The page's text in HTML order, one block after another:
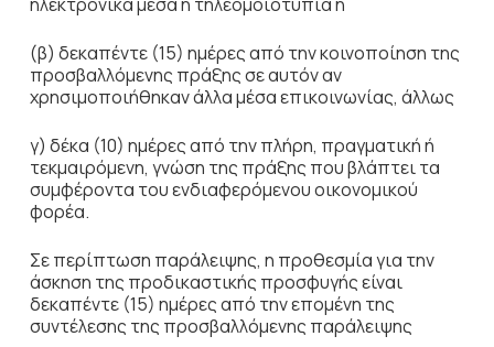
(β) δεκαπέντε (15) ημέρες από την κοινοποίηση της
προσβαλλόμενης πράξης σε αυτόν αν
χρησιμοποιήθηκαν άλλα μέσα επικοινωνίας, άλλως
γ) δέκα (10) ημέρες από την πλήρη, πραγματική ή
τεκμαιρόμενη, γνώση της πράξης που βλάπτει τα
συμφέροντα του ενδιαφερόμενου οικονομικού
φορέα.
Σε περίπτωση παράλειψης, η προθεσμία για την
άσκηση της προδικαστικής προσφυγής είναι
δεκαπέντε (15) ημέρες από την επομένη της
συντέλεσης της προσβαλλόμενης παράλειψης